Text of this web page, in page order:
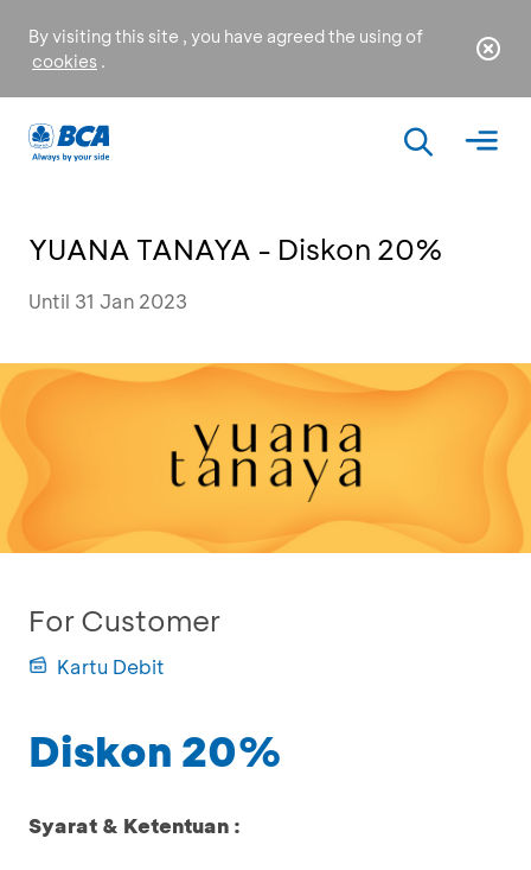
By visiting this site , you have agreed the using of
cookies .
YUANA TANAYA - Diskon 20%
Until 31 Jan 2023
For Customer
Kartu Debit
Diskon 20%
Syarat & Ketentuan :